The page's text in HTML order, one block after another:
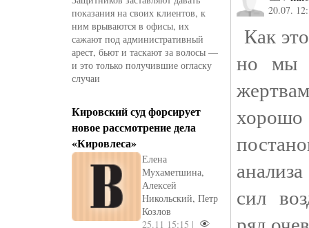
показания на своих клиентов, к
ним врываются в офисы, их
сажают под административный
арест, бьют и таскают за волосы —
и это только получившие огласку
случаи
Кировский суд форсирует
новое рассмотрение дела
«Кировлеса»
Елена
Мухаметшина,
Алексей
Никольский, Петр
Козлов
25.11 15:15 |
20.07.
Как
но мы
сил